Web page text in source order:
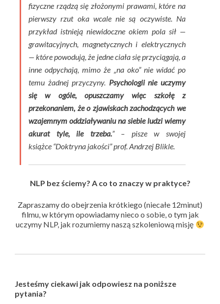
fizyczne rządzą się złożonymi prawami, które na
pierwszy rzut oka wcale nie są oczywiste. Na
przykład istnieją niewidoczne okiem pola sił —
grawitacyjnych, magnetycznych i elektrycznych
— które powodują, że jedne ciała się przyciągają, a
inne odpychają, mimo że „na oko” nie widać po
temu żadnej przyczyny. Psychologii nie uczymy
się w ogóle, opuszczamy więc szkołę z
przekonaniem, że o zjawiskach zachodzących we
wzajemnym oddziaływaniu na siebie ludzi wiemy
akurat tyle, ile trzeba.” – pisze w swojej
książce “Doktryna jakości” prof. Andrzej Blikle.
NLP bez ściemy? A co to znaczy w praktyce?
Zapraszamy do obejrzenia krótkiego (niecałe 12minut)
filmu, w którym opowiadamy nieco o sobie, o tym jak
uczymy NLP, jak rozumiemy naszą szkoleniową misję
Jesteśmy ciekawi jak odpowiesz na poniższe
pytania?